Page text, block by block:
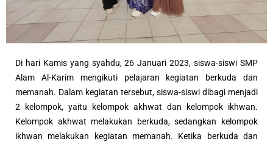
Di hari Kamis yang syahdu, 26 Januari 2023, siswa-siswi SMP
Alam Al-Karim mengikuti pelajaran kegiatan berkuda dan
memanah. Dalam kegiatan tersebut, siswa-siswi dibagi menjadi
2 kelompok, yaitu kelompok akhwat dan kelompok ikhwan.
Kelompok akhwat melakukan berkuda, sedangkan kelompok
ikhwan melakukan kegiatan memanah. Ketika berkuda dan